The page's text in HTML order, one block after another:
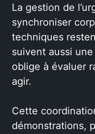
La gestion de
synchroniser
techniques
suivent aussi
oblige à évaluer
agir.
Cette
démonstrations,